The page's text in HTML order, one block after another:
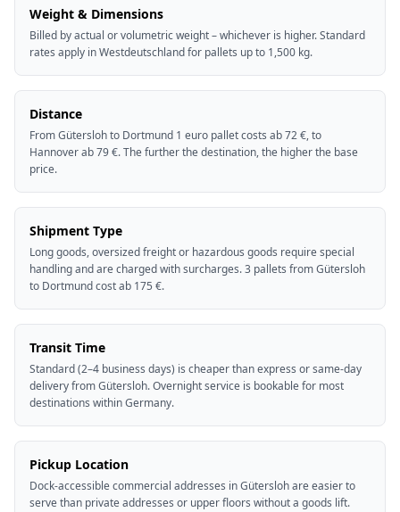
Weight & Dimensions
Billed by actual or volumetric weight – whichever is higher. Standard
rates apply in Westdeutschland for pallets up to 1,500 kg.
Distance
From Gütersloh to Dortmund 1 euro pallet costs ab 72 €, to
Hannover ab 79 €. The further the destination, the higher the base
price.
Shipment Type
Long goods, oversized freight or hazardous goods require special
handling and are charged with surcharges. 3 pallets from Gütersloh
to Dortmund cost ab 175 €.
Transit Time
Standard (2–4 business days) is cheaper than express or same-day
delivery from Gütersloh. Overnight service is bookable for most
destinations within Germany.
Pickup Location
Dock-accessible commercial addresses in Gütersloh are easier to
serve than private addresses or upper floors without a goods lift.